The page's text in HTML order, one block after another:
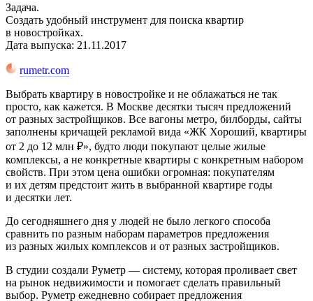
Задача.
Создать удобный инструмент для поиска квартир
в новостройках.
Дата выпуска: 21.11.2017
rumetr.com
Выбрать квартиру в новостройке и не облажаться не так
просто, как кажется. В Москве десятки тысяч предложений
от разных застройщиков. Все вагоны метро, билборды, сайты
заполнены кричащей рекламой вида «ЖК Хороший, квартиры
от 2 до 12 млн ₽», будто люди покупают целые жилые
комплексы, а не конкретные квартиры с конкретным набором
свойств. При этом цена ошибки огромная: покупателям
и их детям предстоит жить в выбранной квартире годы
и десятки лет.
До сегодняшнего дня у людей не было легкого способа
сравнить по разным наборам параметров предложения
из разных жилых комплексов и от разных застройщиков.
В студии создали Руметр — систему, которая проливает свет
на рынок недвижимости и помогает сделать правильный
выбор. Руметр ежедневно собирает предложения